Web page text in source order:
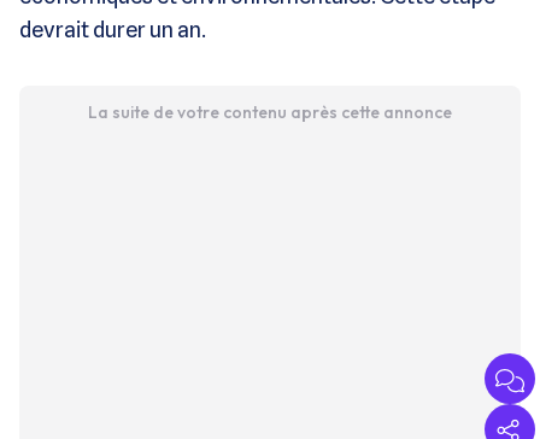
devrait durer un an.
La suite de votre contenu après cette annonce